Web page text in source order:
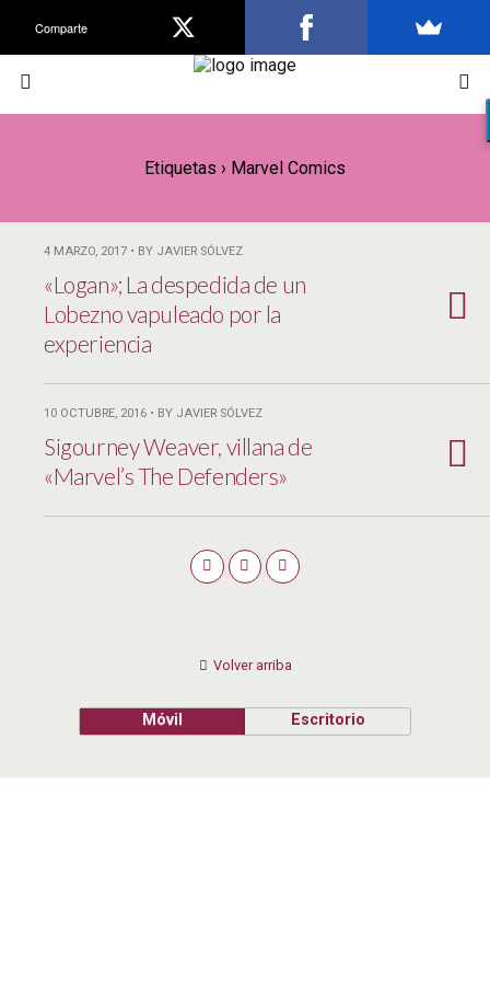
Etiquetas › Marvel Comics
4 MARZO, 2017 • BY JAVIER SÓLVEZ
«Logan»; La despedida de un
Lobezno vapuleado por la
experiencia
10 OCTUBRE, 2016 • BY JAVIER SÓLVEZ
Sigourney Weaver, villana de
«Marvel’s The Defenders»
Volver arriba
Móvil Escritorio
Comparte